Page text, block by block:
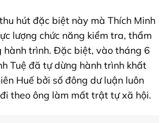
hút đặc biệt này mà Thích Minh
lượng chức năng kiểm tra, thẩm
hành trình. Đặc biệt, vào tháng 6
Tuệ đã tự dừng hành trình khất
Huế bởi số đông dư luận luôn
theo ông làm mất trật tự xã hội.